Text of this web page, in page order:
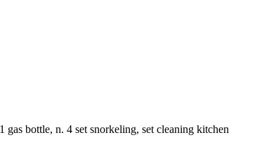
bottle, n. 4 set snorkeling, set cleaning kitchen